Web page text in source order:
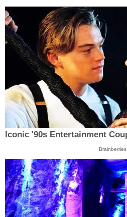
Iconic '90s Entertainment
Brainberries